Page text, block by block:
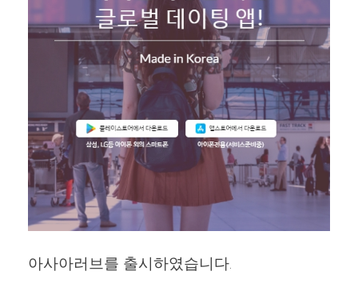
아사아러브를 출시하였습니다.